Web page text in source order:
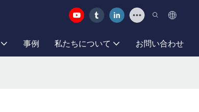
事例 私たちについて お問い合わせ